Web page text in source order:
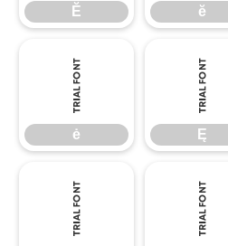
Ĕ ĕ
ė
ė
Ę
Ę
Ě ě